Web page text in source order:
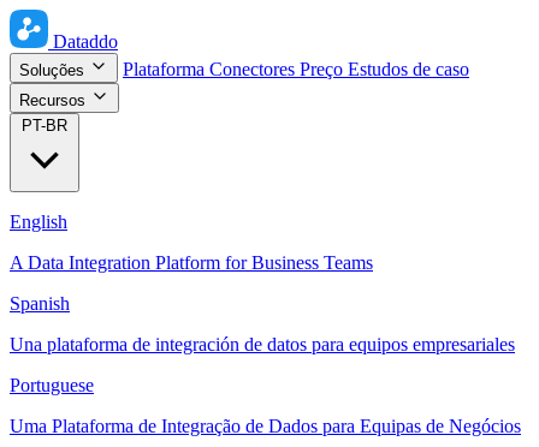
Dataddo
Soluções Plataforma Conectores Preço Estudos de caso
Recursos
PT-BR
English
A Data Integration Platform for Business Teams
Spanish
Una plataforma de integración de datos para equipos empresariales
Portuguese
Uma Plataforma de Integração de Dados para Equipas de Negócios